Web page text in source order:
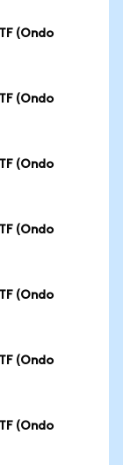
(Ondo
(Ondo
(Ondo
(Ondo
(Ondo
(Ondo
(Ondo